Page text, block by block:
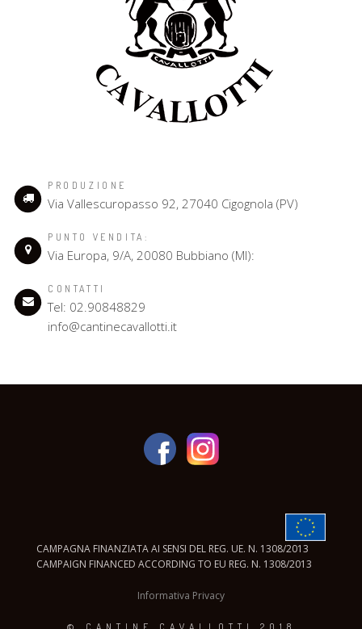
PRODUZIONE
Via Vallescuropasso 92, 27040 Cigognola (PV)
PUNTO VENDITA:
Via Europa, 9/A, 20080 Bubbiano (MI):
CONTATTI
Tel: 02.90848829
info@cantinecavallotti.it
CAMPAGNA FINANZIATA AI SENSI DEL REG. UE. N. 1308/2013
CAMPAIGN FINANCED ACCORDING TO EU REG. N. 1308/2013
Informativa Privacy